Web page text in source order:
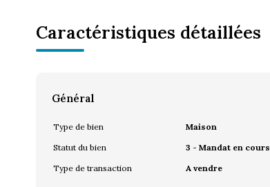
Caractéristiques détaillées
Général
Type de bien
Maison
Statut du bien
3 - Mandat en cours
Type de transaction
A vendre